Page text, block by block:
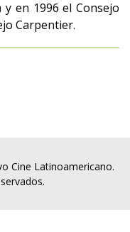
en 1996 el Consejo
Carpentier.
Cine Latinoamericano.